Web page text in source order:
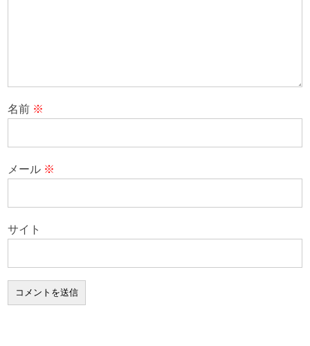
名前 ※
メール ※
サイト